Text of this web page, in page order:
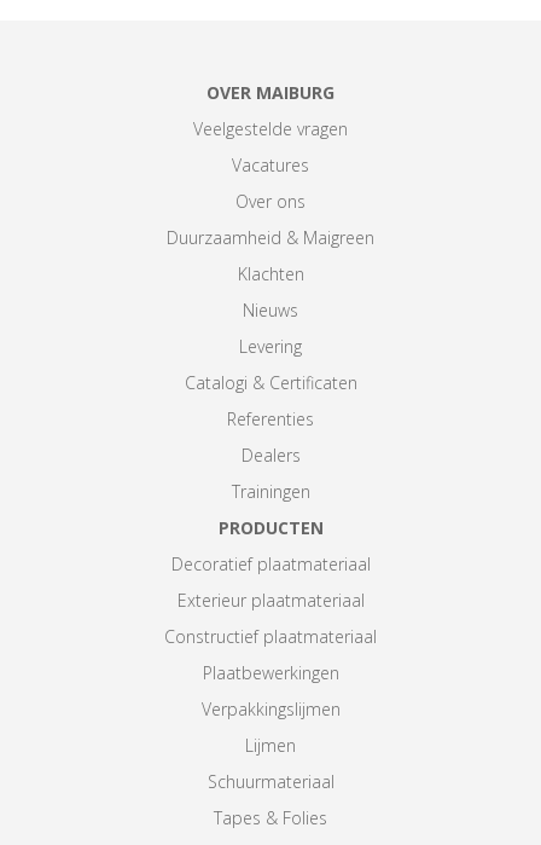
OVER MAIBURG
Veelgestelde vragen
Vacatures
Over ons
Duurzaamheid & Maigreen
Klachten
Nieuws
Levering
Catalogi & Certificaten
Referenties
Dealers
Trainingen
PRODUCTEN
Decoratief plaatmateriaal
Exterieur plaatmateriaal
Constructief plaatmateriaal
Plaatbewerkingen
Verpakkingslijmen
Lijmen
Schuurmateriaal
Tapes & Folies